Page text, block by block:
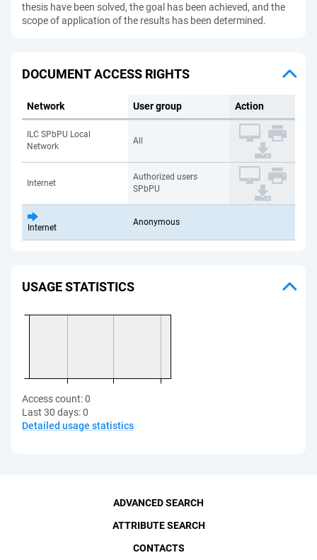
thesis have been solved, the goal has been achieved, and the
scope of application of the results has been determined.
DOCUMENT ACCESS RIGHTS
Network User group Action
ILC SPbPU Local
Network
All
Internet
Authorized users
SPbPU
Internet
Anonymous
USAGE STATISTICS
Access count:0
Last 30 days:0
Detailed usage statistics
ADVANCED SEARCH
ATTRIBUTE SEARCH
CONTACTS